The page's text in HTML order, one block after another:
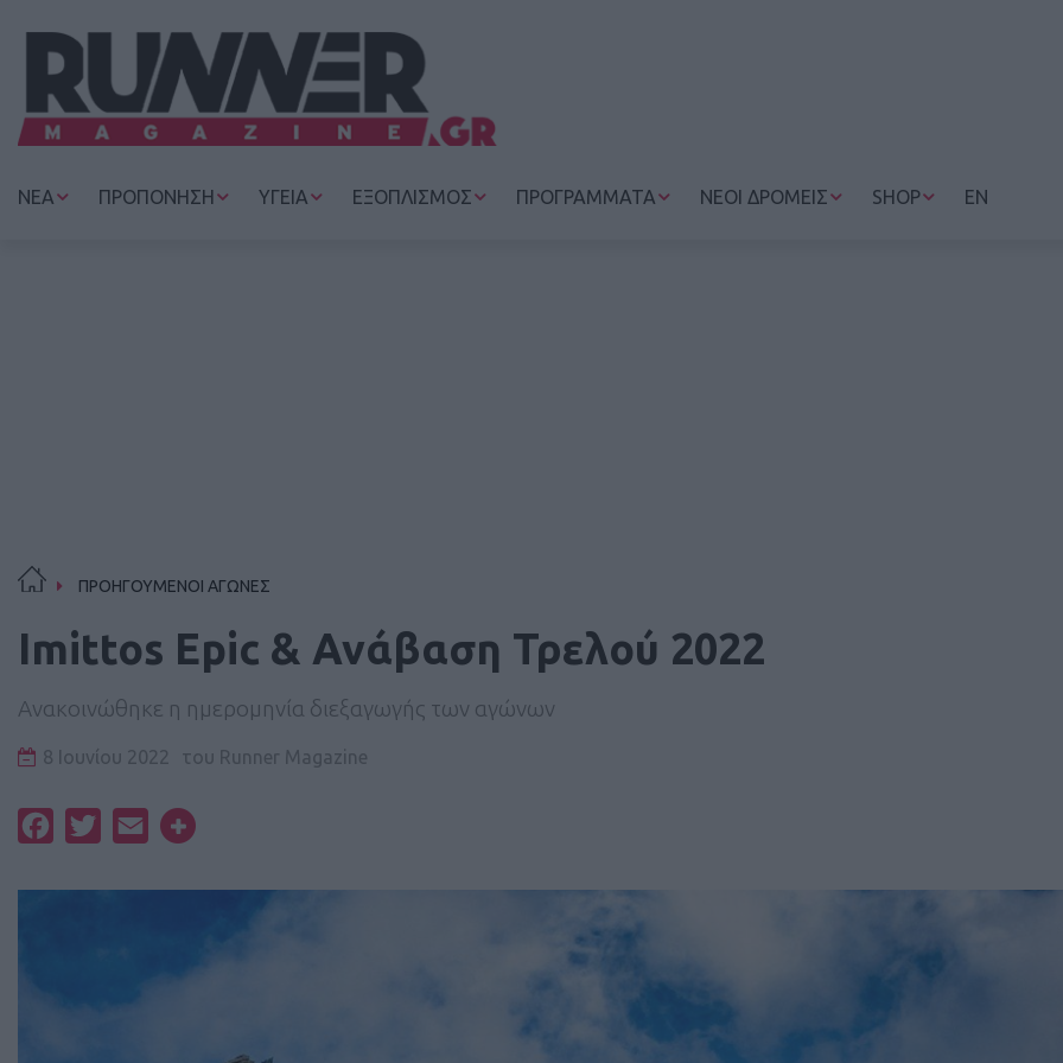
ΝΕΑ ΠΡΟΠΟΝΗΣΗ ΥΓΕΙΑ ΕΞΟΠΛΙΣΜΟΣ ΠΡΟΓΡΑΜΜΑΤΑ ΝΕΟΙ ΔΡΟΜΕΙΣ SHOP EN
ΠΡΟΗΓΟΥΜΕΝΟΙ ΑΓΩΝΕΣ
Imittos Epic & Ανάβαση Τρελού 2022
Ανακοινώθηκε η ημερομηνία διεξαγωγής των αγώνων
8 Ιουνίου 2022 του Runner Magazine
FacebookTwitterEmail